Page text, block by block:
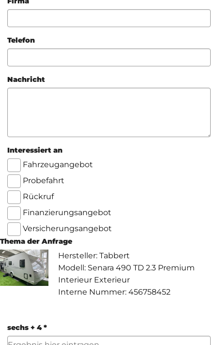
Telefon
Nachricht
Interessiert an
Fahrzeugangebot
Probefahrt
Rückruf
Finanzierungsangebot
Versicherungsangebot
Thema der Anfrage
Hersteller: Tabbert
Modell: Senara 490 TD 2.3 Premium
Interieur Exterieur
Interne Nummer: 456758452
sechs + 4 *